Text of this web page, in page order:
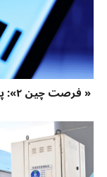
« فرصت چین ۲»: پویایی در مسیر نوآوری